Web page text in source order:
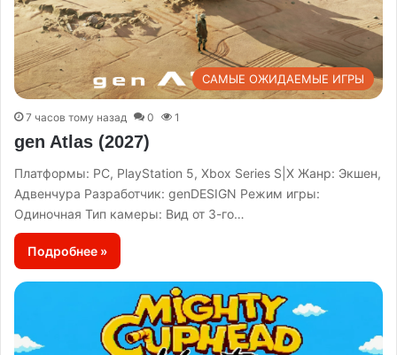
САМЫЕ ОЖИДАЕМЫЕ ИГРЫ
7 часов тому назад 0 1
gen Atlas (2027)
Платформы: PC, PlayStation 5, Xbox Series S|X Жанр: Экшен,
Адвенчура Разработчик: genDESIGN Режим игры:
Одиночная Тип камеры: Вид от 3-го…
Подробнее »